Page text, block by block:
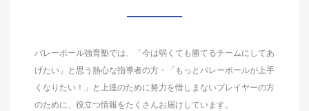
バレーボール強育塾では、「今は弱くても勝てるチームにしてあ
げたい」と思う熱心な指導者の方・「もっとバレーボールが上手
くなりたい！」と上達のために努力を惜しまないプレイヤーの方
のために、役立つ情報をたくさんお届けしています。